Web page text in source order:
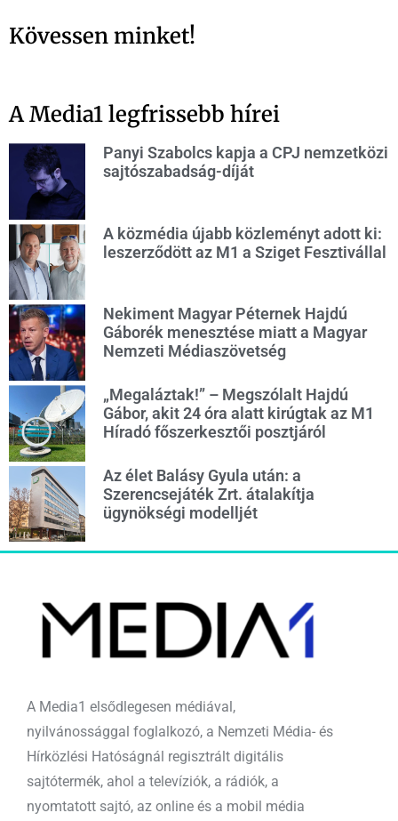
Kövessen minket!
A Media1 legfrissebb hírei
Panyi Szabolcs kapja a CPJ nemzetközi
sajtószabadság-díját
A közmédia újabb közleményt adott ki:
leszerződött az M1 a Sziget Fesztivállal
Nekiment Magyar Péternek Hajdú
Gáborék menesztése miatt a Magyar
Nemzeti Médiaszövetség
„Megaláztak!” – Megszólalt Hajdú
Gábor, akit 24 óra alatt kirúgtak az M1
Híradó főszerkesztői posztjáról
Az élet Balásy Gyula után: a
Szerencsejáték Zrt. átalakítja
ügynökségi modelljét
A Media1 elsődlegesen médiával,
nyilvánossággal foglalkozó, a Nemzeti Média- és
Hírközlési Hatóságnál regisztrált digitális
sajtótermék, ahol a televíziók, a rádiók, a
nyomtatott sajtó, az online és a mobil média